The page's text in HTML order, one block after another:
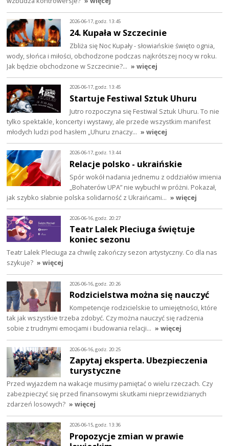
2026-06-17, godz. 13:45
24. Kupała w Szczecinie
Zbliża się Noc Kupały - słowiańskie święto ognia,
wody, słońca i miłości, obchodzone podczas najkrótszej nocy w roku.
Jak będzie obchodzone w Szczecinie?… » więcej
2026-06-17, godz. 13:45
Startuje Festiwal Sztuk Uhuru
Jutro rozpoczyna się Festiwal Sztuk Uhuru. To nie
tylko spektakle, koncerty i wystawy, ale przede wszystkim manifest
młodych ludzi pod hasłem „Uhuru znaczy… » więcej
2026-06-17, godz. 13:44
Relacje polsko - ukraińskie
Spór wokół nadania jednemu z oddziałów imienia
„Bohaterów UPA” nie wybuchł w próżni. Pokazał,
jak szybko słabnie polska solidarność z Ukraińcami… » więcej
2026-06-16, godz. 20:27
Teatr Lalek Pleciuga świętuje
koniec sezonu
Teatr Lalek Pleciuga za chwilę zakończy sezon artystyczny. Co dla nas
szykuje? » więcej
2026-06-16, godz. 20:26
Rodzicielstwa można się nauczyć
Kompetencje rodzicielskie to umiejętności, które
tak jak wszystkie trzeba zdobyć. Czy można nauczyć się radzenia
sobie z trudnymi emocjami i budowania relacji… » więcej
2026-06-16, godz. 20:25
Zapytaj eksperta. Ubezpieczenia
turystyczne
Przed wyjazdem na wakacje musimy pamiętać o wielu rzeczach. Czy
zabezpieczyć się przed finansowymi skutkami nieprzewidzianych
zdarzeń losowych? » więcej
2026-06-15, godz. 13:36
Propozycje zmian w prawie